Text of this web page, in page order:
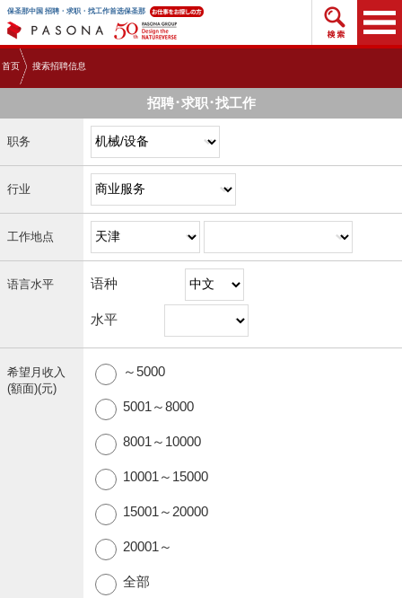
保圣那中国 招聘・求职・找工作首选保圣那 搜索
首页 搜索招聘信息
招聘･求职･找工作
职务
行业
工作地点
语言水平 语种
水平
希望月收入
(額面)(元)
～5000
5001～8000
8001～10000
10001～15000
15001～20000
20001～
全部